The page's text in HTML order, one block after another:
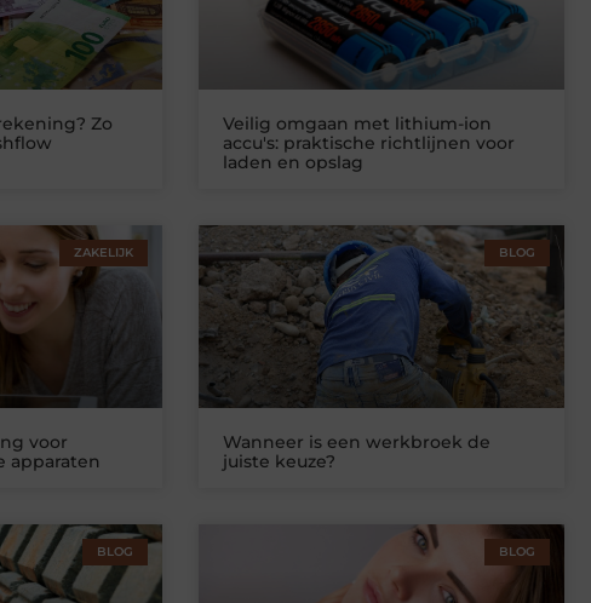
Zo
Veilig omgaan met lithium-ion
accu's: praktische richtlijnen voor
laden en opslag
ZAKELIJK
voor
apparaten
BLOG
Wanneer is een werkbroek de
juiste keuze?
BLOG BLOG